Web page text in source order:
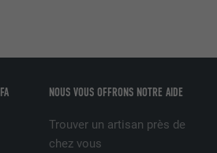
NOUS VOUS OFFRONS NOTRE AIDE
Trouver un artisan près de
chez vous
par le service de réseau social
pour suivre l'utilisation de